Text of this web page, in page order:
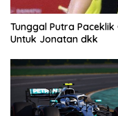
Tunggal Putra Paceklik
Untuk Jonatan dkk